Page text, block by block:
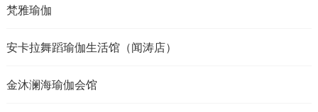
梵雅瑜伽
安卡拉舞蹈瑜伽生活馆（闻涛店）
金沐澜海瑜伽会馆